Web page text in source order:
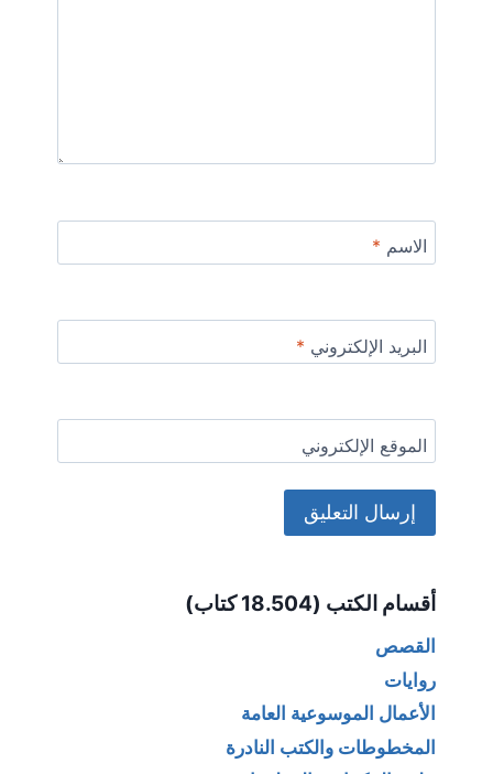
الاسم *
البريد الإلكتروني *
الموقع الإلكتروني
أقسام الكتب (18.504 كتاب)
القصص
روايات
الأعمال الموسوعية العامة
المخطوطات والكتب النادرة